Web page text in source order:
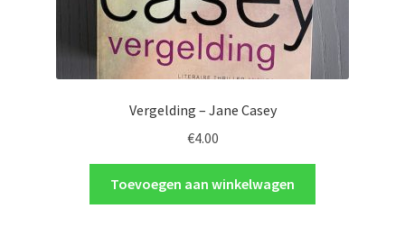
Vergelding – Jane Casey
€4.00
Toevoegen aan winkelwagen